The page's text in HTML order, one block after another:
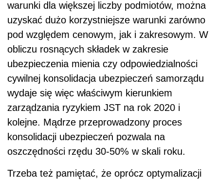
warunki dla większej liczby podmiotów, można
uzyskać dużo korzystniejsze warunki zarówno
pod względem cenowym, jak i zakresowym. W
obliczu rosnących składek w zakresie
ubezpieczenia mienia czy odpowiedzialności
cywilnej konsolidacja ubezpieczeń samorządu
wydaje się więc właściwym kierunkiem
zarządzania ryzykiem JST na rok 2020 i
kolejne. Mądrze przeprowadzony proces
konsolidacji ubezpieczeń pozwala na
oszczędności rzędu 30-50% w skali roku.
Trzeba też pamiętać, że oprócz optymalizacji